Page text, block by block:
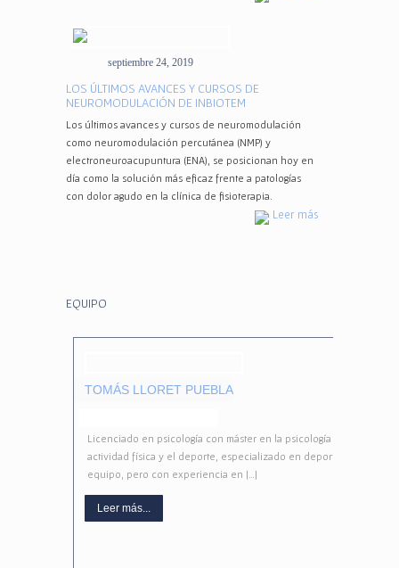
septiembre 24, 2019
LOS ÚLTIMOS AVANCES Y CURSOS DE
NEUROMODULACIÓN DE INBIOTEM
Los últimos avances y cursos de neuromodulación
como neuromodulación percutánea (NMP) y
electroneuroacupuntura (ENA), se posicionan hoy en
día como la solución más eficaz frente a patologías
con dolor agudo en la clínica de fisioterapia.
Leer más
EQUIPO
TOMÁS LLORET PUEBLA
Licenciado en psicología con máster en la psicología de la
actividad física y el deporte, especializado en deportes de
equipo, pero con experiencia en […]
Leer más...